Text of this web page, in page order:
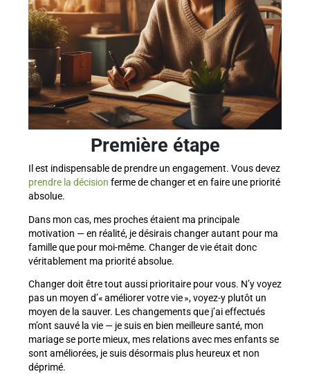
Première étape
Il est indispensable de prendre un engagement. Vous devez
prendre la décision ferme de changer et en faire une priorité
absolue.
Dans mon cas, mes proches étaient ma principale
motivation — en réalité, je désirais changer autant pour ma
famille que pour moi-même. Changer de vie était donc
véritablement ma priorité absolue.
Changer doit être tout aussi prioritaire pour vous. N’y voyez
pas un moyen d’« améliorer votre vie », voyez-y plutôt un
moyen de la sauver. Les changements que j’ai effectués
m’ont sauvé la vie — je suis en bien meilleure santé, mon
mariage se porte mieux, mes relations avec mes enfants se
sont améliorées, je suis désormais plus heureux et non
déprimé.